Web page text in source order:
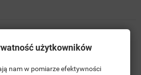
na terenie Polski
użytkowników
nam w pomiarze efektywności